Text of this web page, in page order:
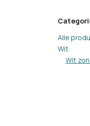
Alle
Wit
Wit